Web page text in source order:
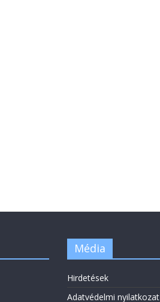
Média
Hirdetések
Adatvédelmi nyilatkozat